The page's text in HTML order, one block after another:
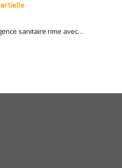
sanitaire rime avec…